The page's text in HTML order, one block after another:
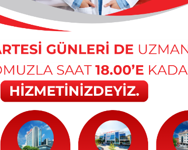
des Arztes WISSENSCHAFTLICHE
Schilddrüsenkrebs Darmkrebs Hämorrhoiden
Allgemeine Chirurgie Yedikule Chest
Bildung A.Ü. Medizinschule […]